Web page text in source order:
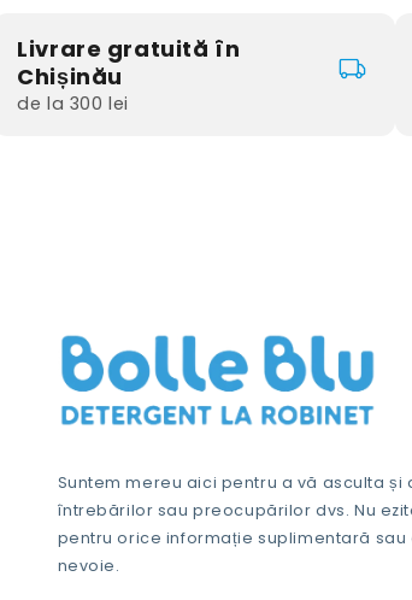
Livrare gratuită în
Chișinău
de la 300 lei
Suntem mereu aici pentru a vă asculta și
întrebărilor sau preocupărilor dvs. Nu
pentru orice informație suplimentară
nevoie.